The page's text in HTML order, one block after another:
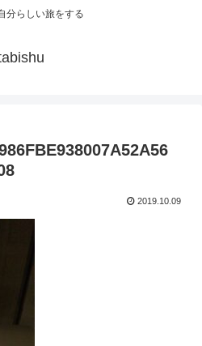
分らしい旅をする
2019.10.09